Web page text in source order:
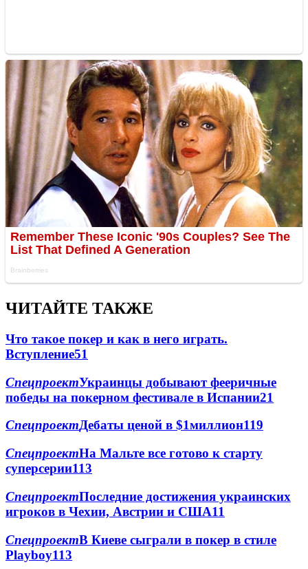
ЧИТАЙТЕ ТАКЖЕ
Что такое покер и как в него играть.
Вступление51
СпецпроектУкраинцы добывают фееричные
победы на покерном фестивале в Испании21
СпецпроектДебаты ценой в $1миллион119
СпецпроектНа Мальте все готово к старту
суперсерии113
СпецпроектПоследние достижения украинских
игроков в Чехии, Австрии и США11
СпецпроектВ Киеве сыграли в покер в стиле
Playboy113